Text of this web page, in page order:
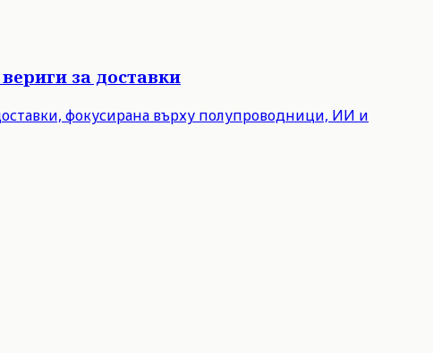
за доставки
фокусирана върху полупроводници, ИИ и